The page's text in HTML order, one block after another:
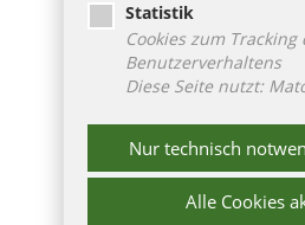
Das Projekt wird
Statistik
Cookies zum Tracking
Benutzerverhaltens
Diese Seite nutzt:
Nur technisch
Alle Cookies